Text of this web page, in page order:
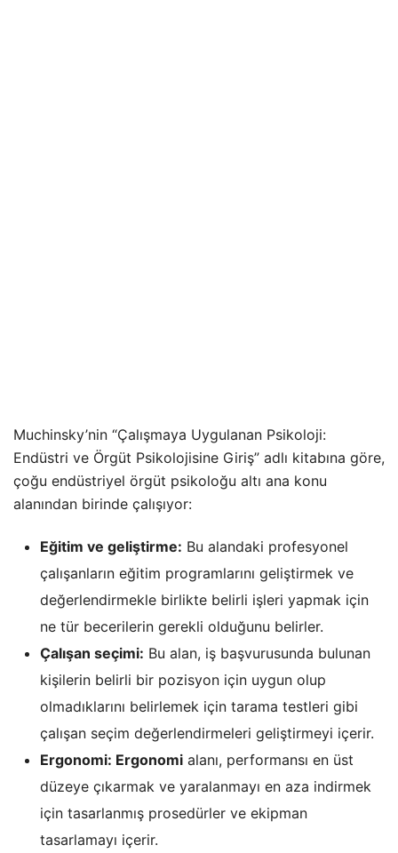
Muchinsky’nin “Çalışmaya Uygulanan Psikoloji:
Endüstri ve Örgüt Psikolojisine Giriş” adlı kitabına göre,
çoğu endüstriyel örgüt psikoloğu altı ana konu
alanından birinde çalışıyor:
Eğitim ve geliştirme: Bu alandaki profesyonel
çalışanların eğitim programlarını geliştirmek ve
değerlendirmekle birlikte belirli işleri yapmak için
ne tür becerilerin gerekli olduğunu belirler.
Çalışan seçimi: Bu alan, iş başvurusunda bulunan
kişilerin belirli bir pozisyon için uygun olup
olmadıklarını belirlemek için tarama testleri gibi
çalışan seçim değerlendirmeleri geliştirmeyi içerir.
Ergonomi: Ergonomi alanı, performansı en üst
düzeye çıkarmak ve yaralanmayı en aza indirmek
için tasarlanmış prosedürler ve ekipman
tasarlamayı içerir.